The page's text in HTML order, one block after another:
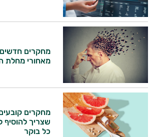
מחקרים
מאחורי מחלת
מחקרים
שצריך להוסיף
כל בוקר